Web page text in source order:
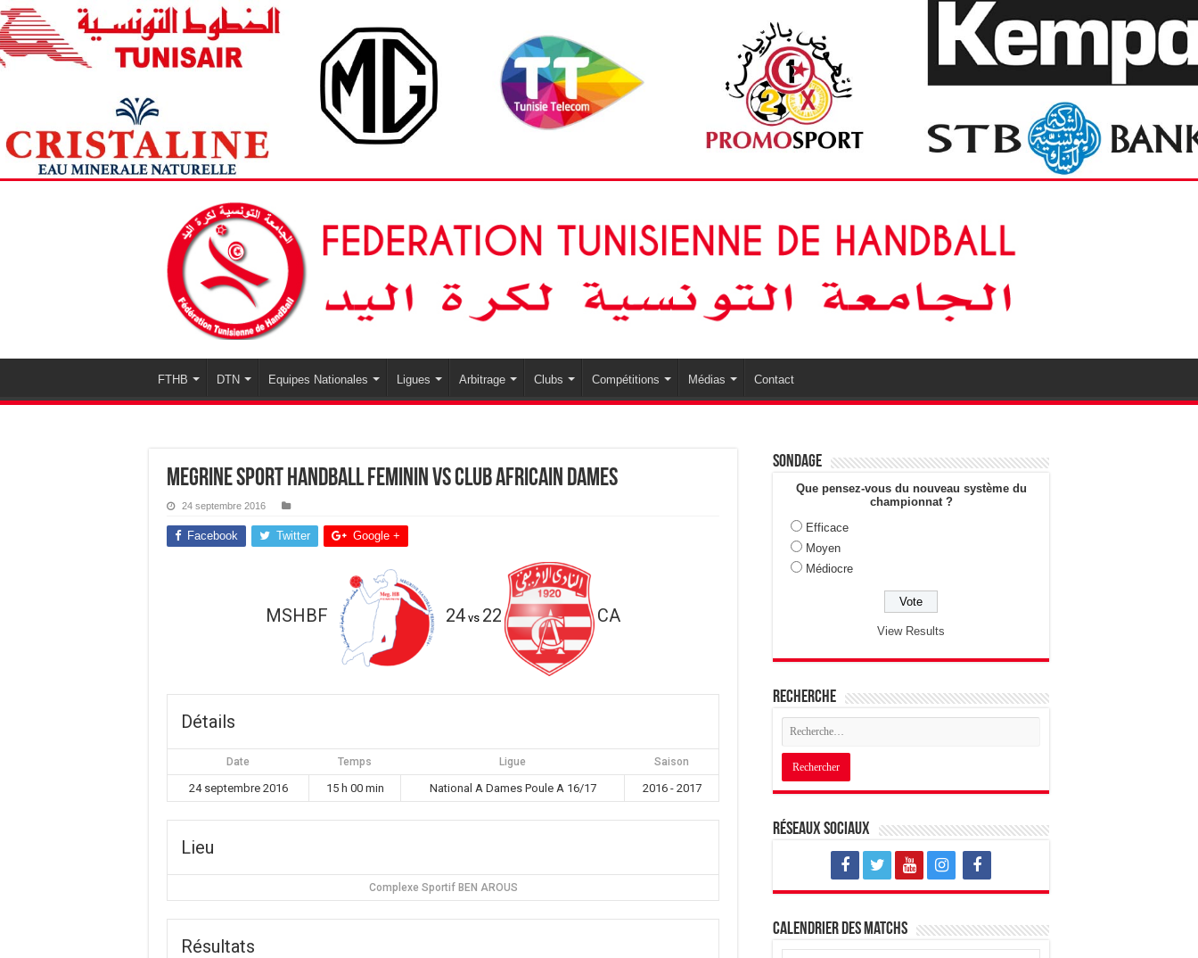
FTHB DTN Equipes Nationales Ligues Arbitrage Clubs Compétitions Médias Contact
Megrine Sport HandBall Feminin vs Club Africain dames
24 septembre 2016
Facebook Twitter Google +
MSHBF 24 vs 22 CA
Détails
Date Temps Ligue Saison
24 septembre 2016 15 h 00 min National A Dames Poule A 16/17 2016 - 2017
Lieu
Complexe Sportif BEN AROUS
Résultats
Sondage
Que pensez-vous du nouveau système du
championnat ?
Efficace
Moyen
Médiocre
View Results
Recherche
Réseaux sociaux
Calendrier des matchs